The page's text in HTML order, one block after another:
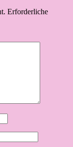
Erforderliche